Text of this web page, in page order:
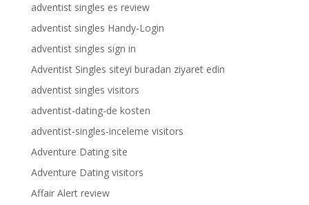
adventist singles es review
adventist singles Handy-Login
adventist singles sign in
Adventist Singles siteyi buradan ziyaret edin
adventist singles visitors
adventist-dating-de kosten
adventist-singles-inceleme visitors
Adventure Dating site
Adventure Dating visitors
Affair Alert review